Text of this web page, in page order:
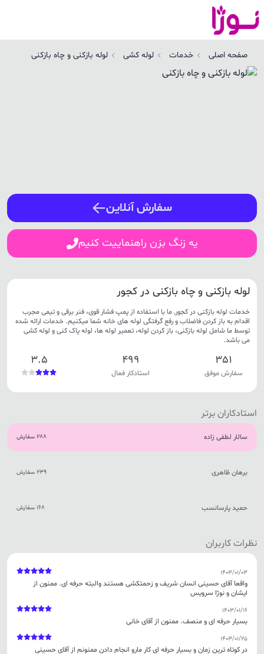
صفحه اصلی خدمات لوله کشی لوله بازکنی و چاه بازکنی
سفارش آنلاین
یه زنگ بزن راهنماییت کنیم
ورود
لوله بازکنی و چاه بازکنی در کجور
خدمات لوله بازکنی در کجور, ما با استفاده از پمپ فشار قوی، فنر برقی و تیمی مجرب
اقدام به باز کردن فاضلاب و رفع گرفتگی لوله های خانه شما میکنیم. خدمات ارائه شده
توسط ما شامل لوله بازکنی، باز کردن لوله، تعمیر لوله ها، لوله پاک کنی و لوله کشی
می باشد.
351
سفارش موفق
499
استادکار فعال
3.5
استادکاران برتر
سالار لطفی زاده 288 سفارش
برهان ظاهری 239 سفارش
حمید پارسانسب 168 سفارش
نظرات کاربران
1403/01/03
واقعا آقای حسینی انسان شریف و زحمتکشی هستند والبته حرفه ای. ممنون از
ایشان و نوژا سرویس
1403/01/16
بسیار حرفه ای و منصف. ممنون از آقای خانی
1403/01/25
در کوتاه ترین زمان و بسیار حرفه ای کار مارو انجام دادن ممنونم از آقای حسینی